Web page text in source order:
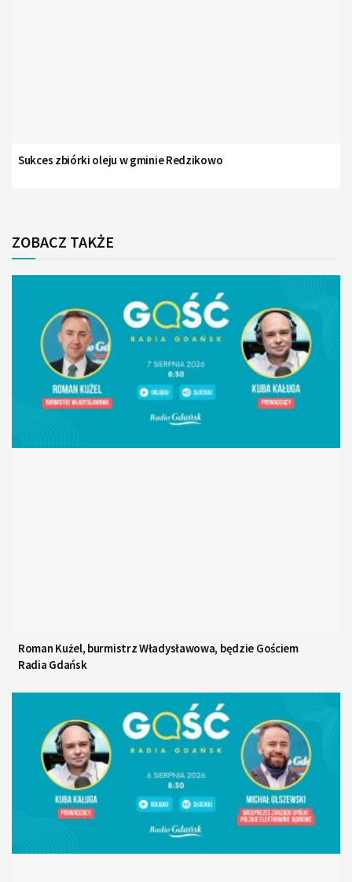
Sukces zbiórki oleju w gminie Redzikowo
ZOBACZ TAKŻE
Roman Kużel, burmistrz Władysławowa, będzie Gościem
Radia Gdańsk